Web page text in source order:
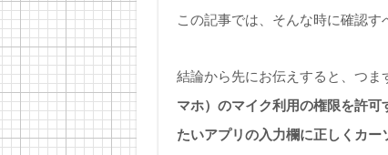
この記事では、そんな時に確認す
結論から先にお伝えすると、つま
マホ）のマイク利用の権限を許
たいアプリの入力欄に正しくカー